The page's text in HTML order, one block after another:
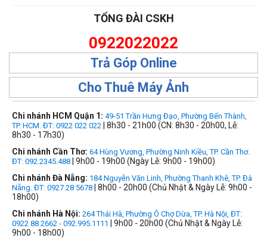
TỔNG ĐÀI CSKH
0922022022
Trả Góp Online
Cho Thuê Máy Ảnh
Chi nhánh HCM Quận 1: 49-51 Trần Hưng Đạo, Phường Bến Thành,
TP. HCM. ĐT: 0922 022 022 | 8h30 - 21h00 (CN: 8h30 - 20h00, Lễ:
8h30 - 17h30)
Chi nhánh Cần Thơ: 64 Hùng Vương, Phường Ninh Kiều, TP. Cần Thơ.
ĐT: 092.2345.488 | 9h00 - 19h00 (Ngày Lễ: 9h00 - 19h00)
Chi nhánh Đà Nẵng: 184 Nguyễn Văn Linh, Phường Thanh Khê, TP. Đà
Nẵng. ĐT: 0927 28 5678 | 8h00 - 20h00 (Chủ Nhật & Ngày Lễ: 9h00 -
18h00)
Chi nhánh Hà Nội: 264 Thái Hà, Phường Ô Chợ Dừa, TP. Hà Nội, ĐT:
0922 88 2662 - 092.995.1111
| 9h00 - 20h00 (Chủ Nhật & Ngày Lễ:
9h00 - 18h00)